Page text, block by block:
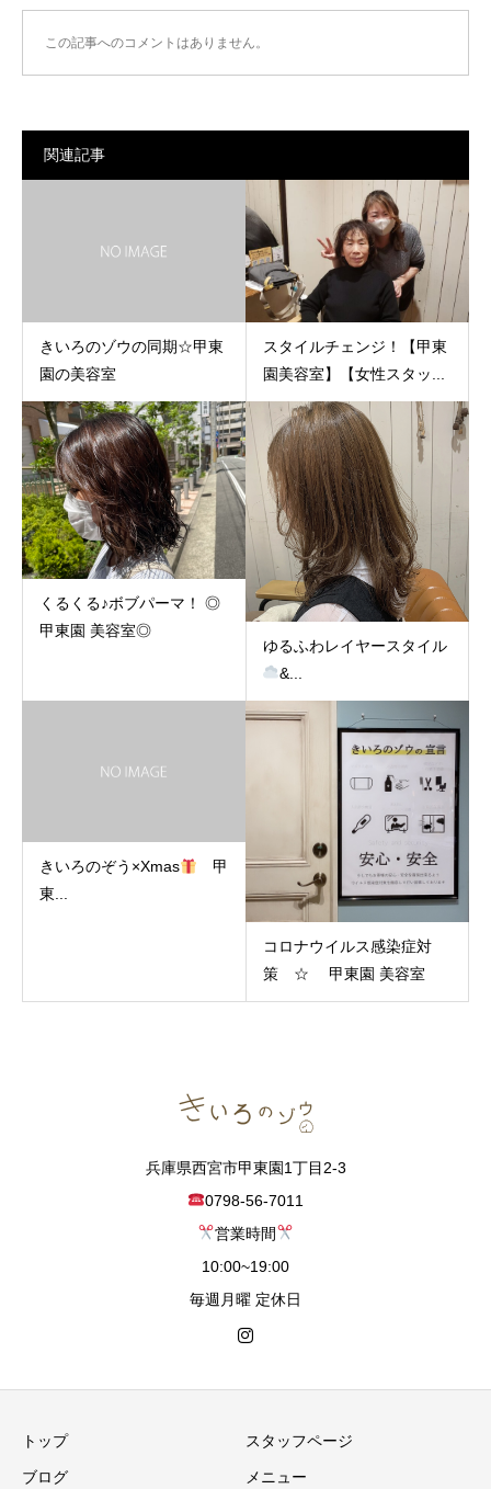
この記事へのコメントはありません。
関連記事
きいろのゾウの同期☆甲東
園の美容室
スタイルチェンジ！【甲東
園美容室】【女性スタッ...
くるくる♪ボブパーマ！ ◎
甲東園 美容室◎
ゆるふわレイヤースタイル‪‪
&...
きいろのぞう×Xmas
甲
東...
コロナウイルス感染症対
策 ☆ 甲東園 美容室
兵庫県西宮市甲東園1丁目2-3
0798-56-7011
営業時間
10:00~19:00
毎週月曜 定休日
トップ スタッフページ
ブログ メニュー